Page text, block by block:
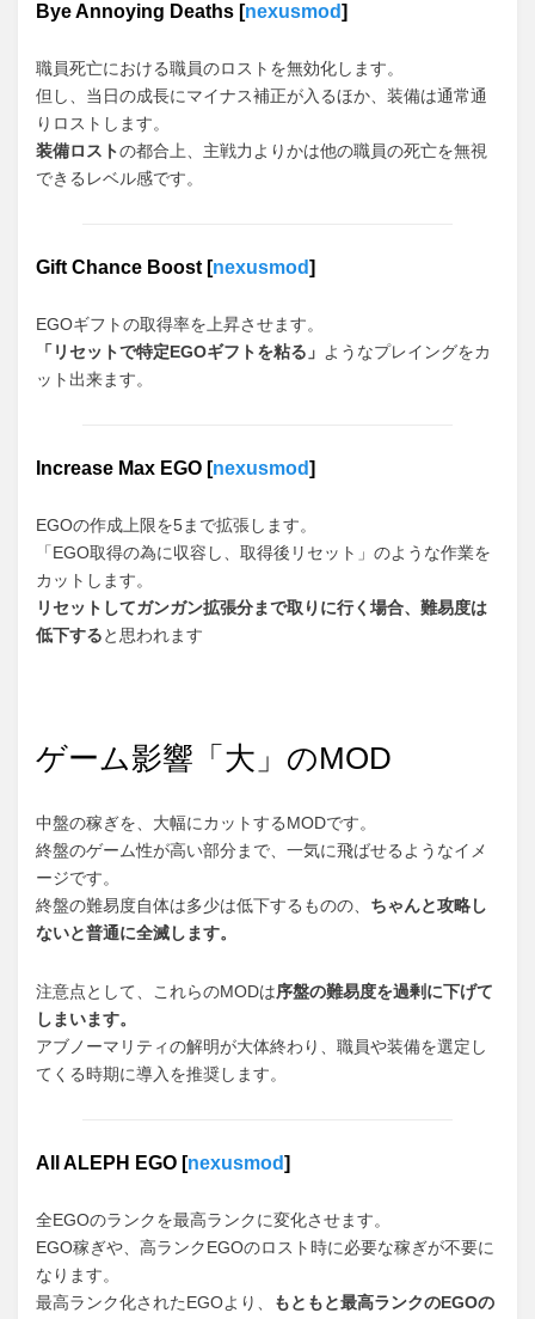
Bye Annoying Deaths [nexusmod]
職員死亡における職員のロストを無効化します。
但し、当日の成長にマイナス補正が入るほか、装備は通常通
りロストします。
装備ロストの都合上、主戦力よりかは他の職員の死亡を無視
できるレベル感です。
Gift Chance Boost [nexusmod]
EGOギフトの取得率を上昇させます。
「リセットで特定EGOギフトを粘る」 ようなプレイングをカ
ット出来ます。
Increase Max EGO [nexusmod]
EGOの作成上限を5まで拡張します。
「EGO取得の為に収容し、取得後リセット」のような作業を
カットします。
リセットしてガンガン拡張分まで取りに行く場合、難易度は
低下すると思われます
ゲーム影響「大」のMOD
中盤の稼ぎを、大幅にカットするMODです。
終盤のゲーム性が高い部分まで、一気に飛ばせるようなイメ
ージです。
終盤の難易度自体は多少は低下するものの、 ちゃんと攻略し
ないと普通に全滅します。
注意点として、これらのMODは序盤の難易度を過剰に下げて
しまいます。
アブノーマリティの解明が大体終わり、職員や装備を選定し
てくる時期に導入を推奨します。
All ALEPH EGO [nexusmod]
全EGOのランクを最高ランクに変化させます。
EGO稼ぎや、高ランクEGOのロスト時に必要な稼ぎが不要に
なります。
最高ランク化されたEGOより、
もともと最高ランクのEGOの